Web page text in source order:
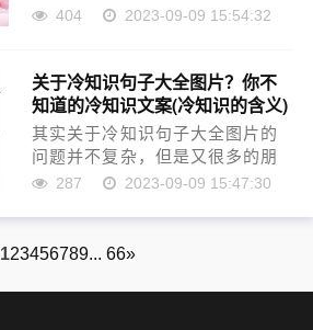
就来为大家分享关于生活百科冷
经典冷知识冷天生活冷知识冬天
生活冷知识生活冷……
404 2023-09-09 15:54:32
关于冷知识句子大全图片？你不
知道的冷知识文案(冷知识的含义)
其实关于冷知识句子大全图片的
问题并不复杂，但是又很多的朋
友都不太了解你不知道的冷知识
片的一些知识，希望可以帮助到
287 2023-09-09 15:47:30
123456789... 66»